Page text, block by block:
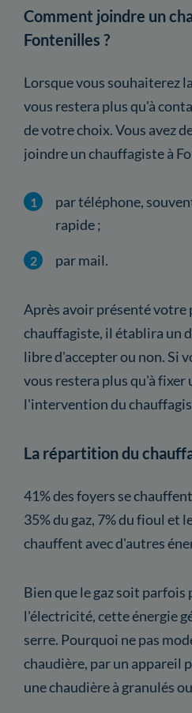
Comment joindre un
Fontenilles ?
Lorsque vous souhaiterez
vous restera plus qu'à
de votre choix. Vous avez
joindre un chauffagiste à
par téléphone,
rapide ;
par mail.
Après avoir présenté votre
chauffagiste, il établira un
libre d'accepter ou non. Si
vous restera plus qu'à fixer
l'intervention du
La répartition du
41% des foyers se
35% du gaz, 7% du fioul et
chauffent avec d'autres
Bien que le gaz soit parfois
l'électricité, cette énergie
serre. Pourquoi ne pas
chaudière, par un appareil
une chaudière à granulés